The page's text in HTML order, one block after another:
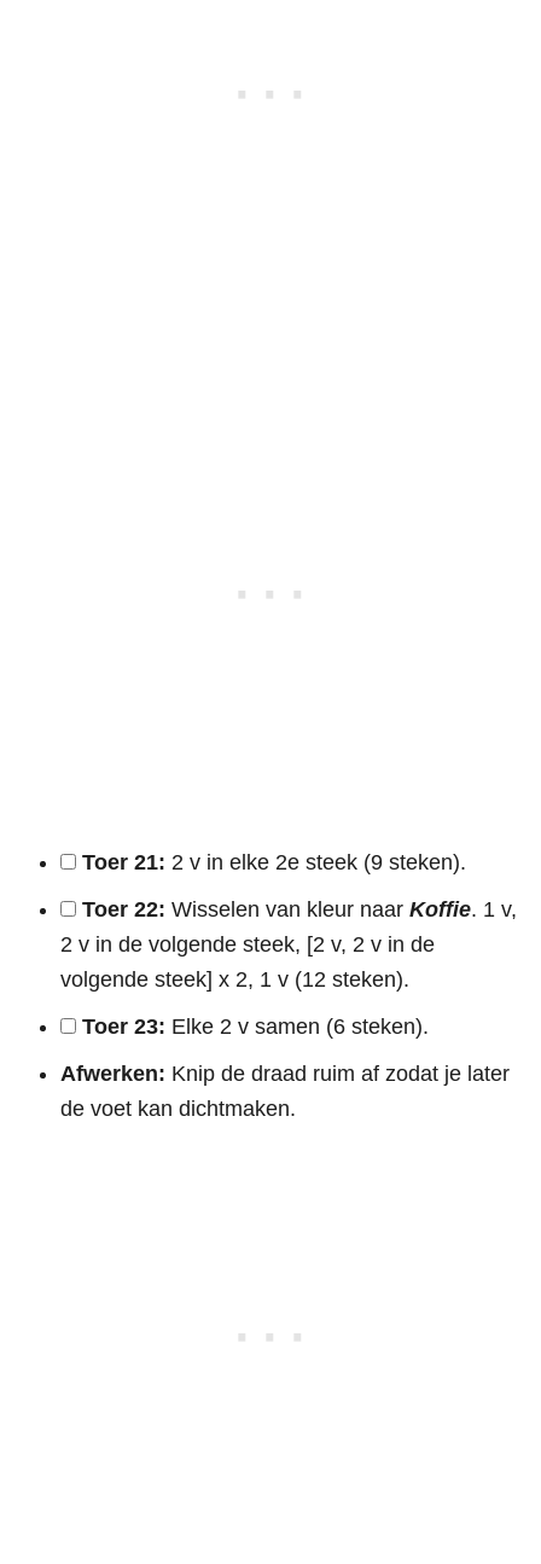
Toer 21: 2 v in elke 2e steek (9 steken).
Toer 22: Wisselen van kleur naar Koffie. 1 v,
2 v in de volgende steek, [2 v, 2 v in de
volgende steek] x 2, 1 v (12 steken).
Toer 23: Elke 2 v samen (6 steken).
Afwerken: Knip de draad ruim af zodat je later
de voet kan dichtmaken.